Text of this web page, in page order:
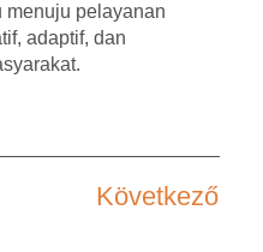
menuju pelayanan
adaptif, dan
Következő